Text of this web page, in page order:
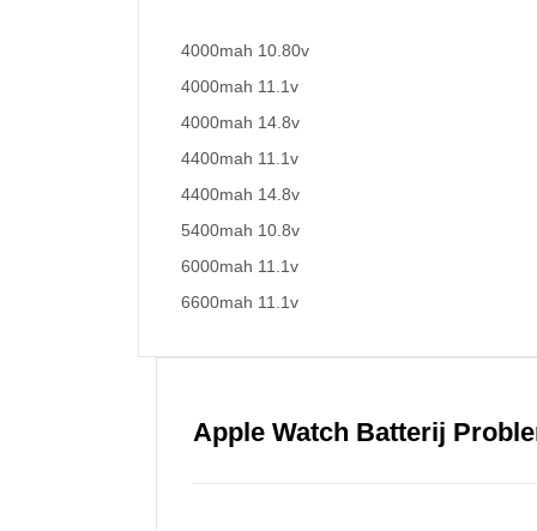
4000mah 10.80v
4000mah 11.1v
4000mah 14.8v
4400mah 11.1v
4400mah 14.8v
5400mah 10.8v
6000mah 11.1v
6600mah 11.1v
Apple Watch Batterij